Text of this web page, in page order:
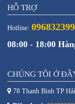
HỖ TRỢ
Hotline:
08:00 - 18:00
CHÚNG TÔI Ở
78 Thanh Bình TP